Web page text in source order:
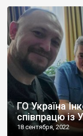
ГО Україна
співпрацю із
18 сентября, 2022